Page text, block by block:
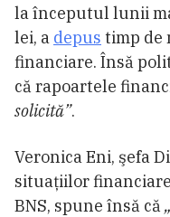
la începutul lunii
lei, a depus timp de
financiare. Însă
că rapoartele
solicită”.
Veronica Eni, şefa
situațiilor
BNS, spune însă că